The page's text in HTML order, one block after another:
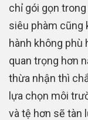
chỉ gói gọn
siêu phàm cũng
hành không phù
quan trọng hơn
thừa nhận thì
lựa chọn môi
và tệ hơn sẽ tàn